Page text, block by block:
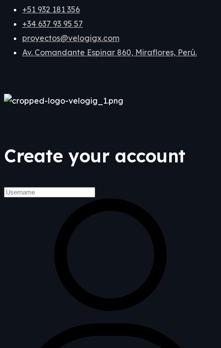
+51 932 181 356
+34 637 93 95 57
proyectos@velogigx.com
Av. Comandante Espinar 860, Miraflores, Perú.
Create your account